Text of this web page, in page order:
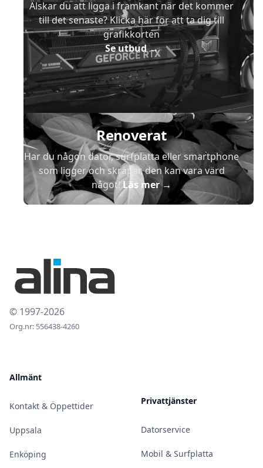
Älskar du att ligga i framkant när det kommer
till det senaste? Klicka här för att ta dig till
grafikkorten
Se utbud→
Renoverat
Har du någon dator, surfplatta eller smartphone
som ligger och skräpar, den kan vara värd
något!Läs mer→
© 1997-2026
Org.nr: 556438-4260
Allmänt
Kontakt & Öppettider
Uppsala
Enköping
Privattjänster
Datorservice
Mobil & Surfplatta